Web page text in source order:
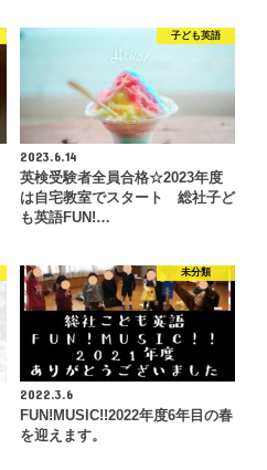
子ども英語
2023.6.14
英検受験者全員合格☆2023年度
は自宅教室でスタート 総社子ど
も英語FUN!…
未分類
2022.3.6
FUN!MUSIC!!2022年度6年目の春
を迎えます。